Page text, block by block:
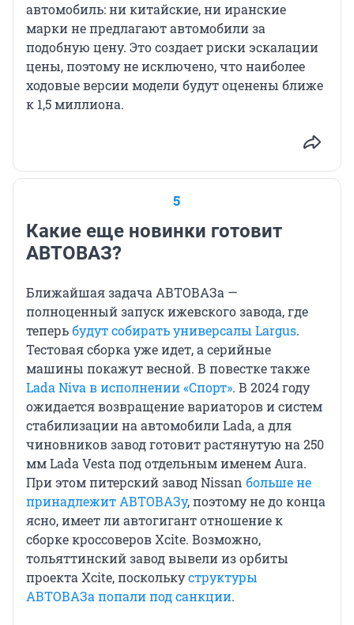
автомобиль: ни китайские, ни иранские
марки не предлагают автомобили за
подобную цену. Это создает риски эскалации
цены, поэтому не исключено, что наиболее
ходовые версии модели будут оценены ближе
к 1,5 миллиона.
5
Какие еще новинки готовит
АВТОВАЗ?
Ближайшая задача АВТОВАЗа —
полноценный запуск ижевского завода, где
теперьбудут собирать универсалы Largus.
Тестовая сборка уже идет, а серийные
машины покажут весной. В повестке также
Lada Niva в исполнении «Спорт». В 2024 году
ожидается возвращение вариаторов и систем
стабилизации на автомобили Lada, а для
чиновников завод готовит растянутую на 250
мм Lada Vesta под отдельным именем Aura.
При этом питерский завод Nissan больше не
принадлежит АВТОВАЗу, поэтому не до конца
ясно, имеет ли автогигант отношение к
сборке кроссоверов Xcite. Возможно,
тольяттинский завод вывели из орбиты
проекта Xcite, посколькуструктуры
АВТОВАЗа попали под санкции.